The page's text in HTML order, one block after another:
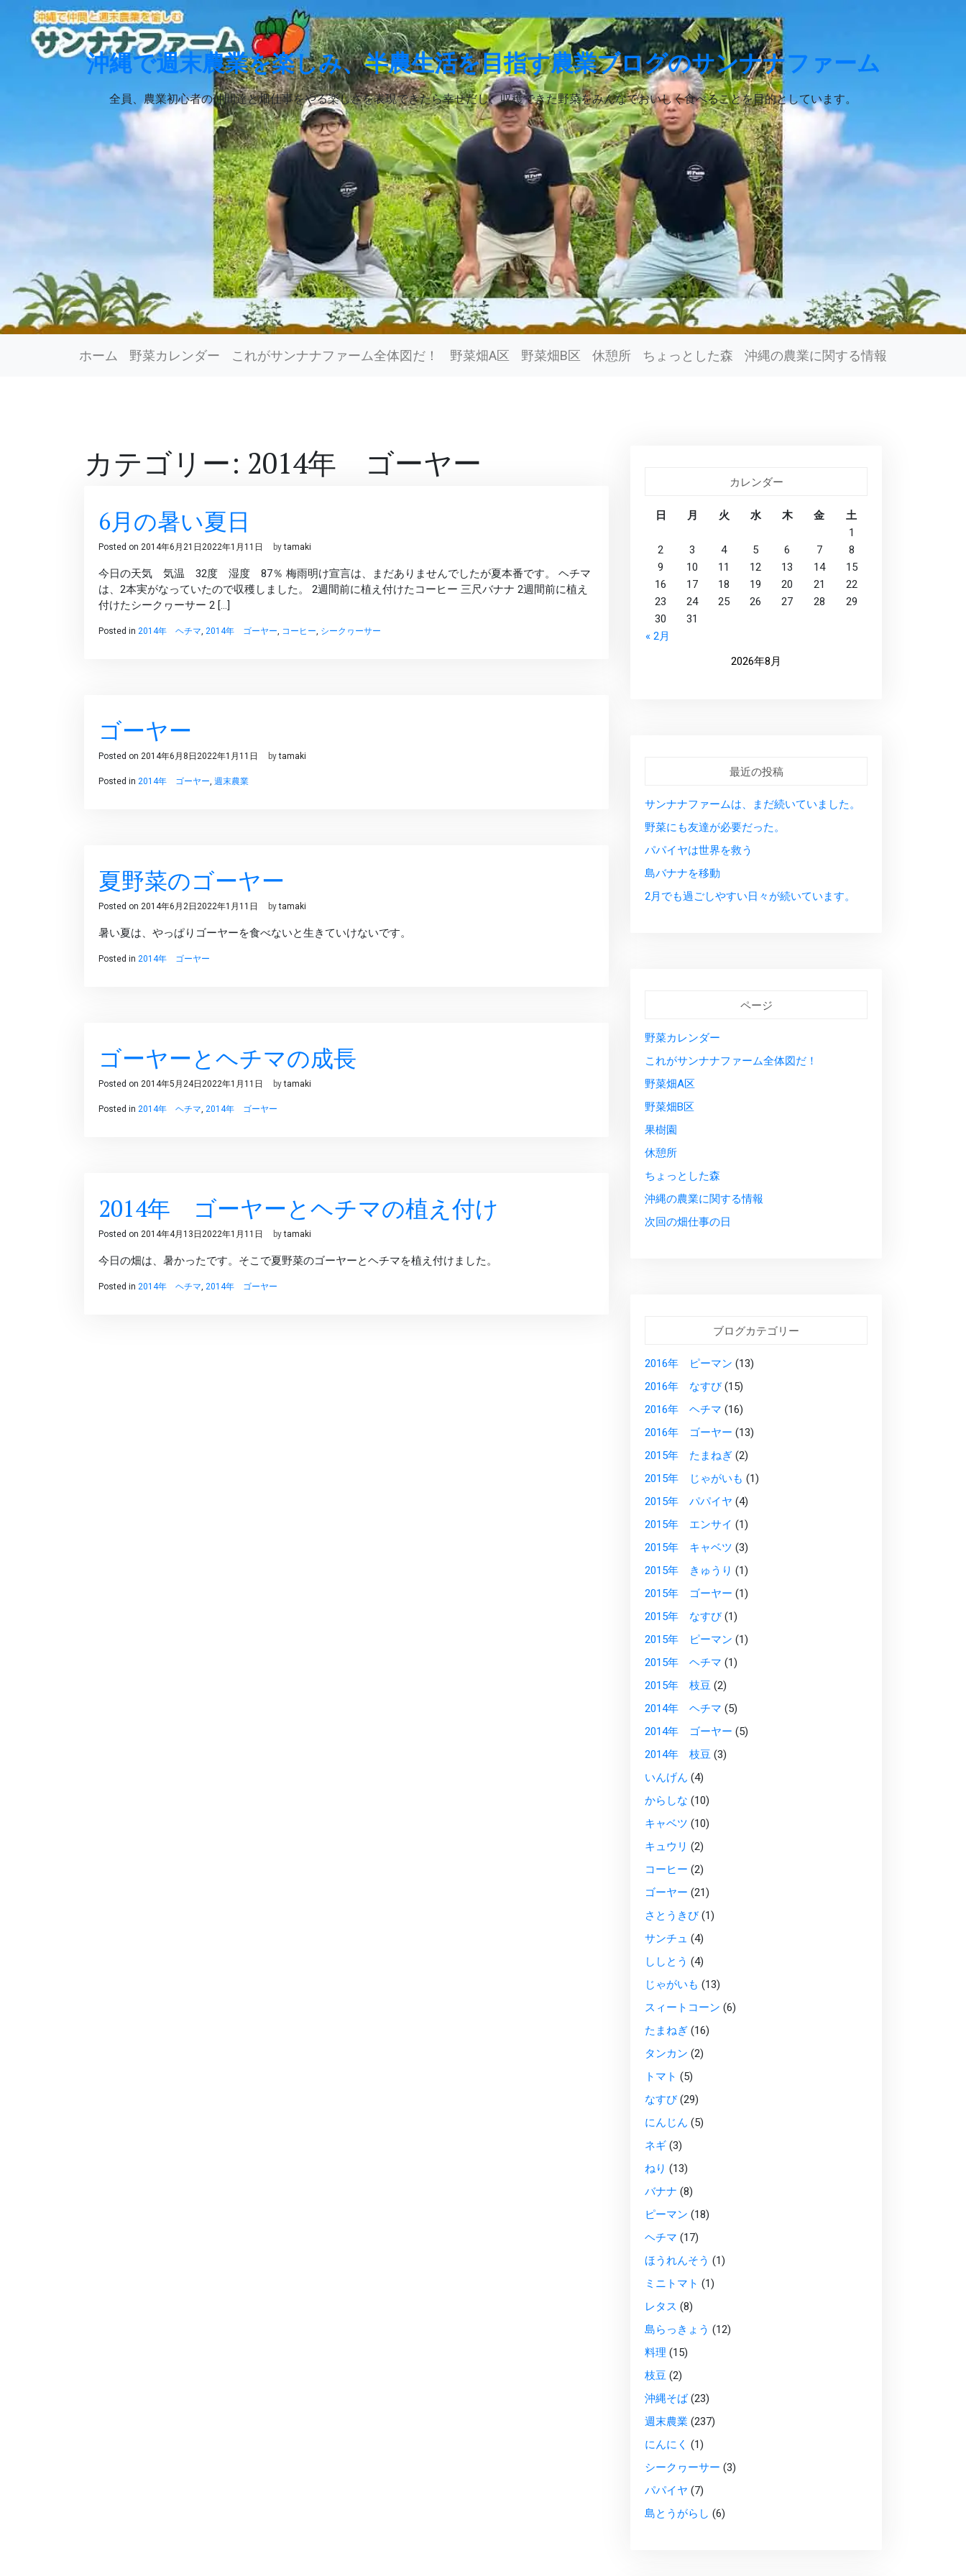
content
沖縄で週末農業を楽しみ、半農生活を目指す農業ブログのサンナナファーム
全員、農業初心者の仲間達と畑仕事をやる楽しさを表現できたら幸せだし、収穫できた野菜をみんなでおいしく食べることを目的としています。
ホーム 野菜カレンダー これがサンナナファーム全体図だ！ 野菜畑A区 野菜畑B区 休憩所 ちょっとした森 沖縄の農業に関する情報
カテゴリー: 2014年 ゴーヤー
6月の暑い夏日
Posted on 2014年6月21日 2022年1月11日 bytamaki
今日の天気 気温 32度 湿度 87％ 梅雨明け宣言は、まだありませんでしたが夏本番です。 ヘチマ
は、2本実がなっていたので収穫しました。 2週間前に植え付けたコーヒー 三尺バナナ 2週間前に植え
付けたシークヮーサー 2 […]
Posted in 2014年 ヘチマ 2014年 ゴーヤー コーヒー シークヮーサー
ゴーヤー
Posted on 2014年6月8日 2022年1月11日 bytamaki
Posted in 2014年 ゴーヤー 週末農業
夏野菜のゴーヤー
Posted on 2014年6月2日 2022年1月11日 bytamaki
暑い夏は、やっぱりゴーヤーを食べないと生きていけないです。
Posted in 2014年 ゴーヤー
ゴーヤーとヘチマの成長
Posted on 2014年5月24日 2022年1月11日 bytamaki
Posted in 2014年 ヘチマ 2014年 ゴーヤー
2014年 ゴーヤーとヘチマの植え付け
Posted on 2014年4月13日 2022年1月11日 bytamaki
今日の畑は、暑かったです。そこで夏野菜のゴーヤーとヘチマを植え付けました。
Posted in 2014年 ヘチマ 2014年 ゴーヤー
カレンダー
2026年8月
日 月 火 水 木 金 土
« 2月
1
2
3 4 5 6 7
8
9
10 11 12 13 14
15
16
17 18 19 20 21
22
23
24 25 26 27 28
29
30
31
最近の投稿
サンナナファームは、まだ続いていました。
野菜にも友達が必要だった。
パパイヤは世界を救う
島バナナを移動
2月でも過ごしやすい日々が続いています。
ページ
野菜カレンダー
これがサンナナファーム全体図だ！
野菜畑A区
野菜畑B区
果樹園
休憩所
ちょっとした森
沖縄の農業に関する情報
次回の畑仕事の日
ブログカテゴリー
2016年 ピーマン (13)
2016年 なすび(15)
2016年 ヘチマ (16)
2016年 ゴーヤー (13)
2015年 たまねぎ (2)
2015年 じゃがいも (1)
2015年 パパイヤ (4)
2015年 エンサイ (1)
2015年 キャベツ (3)
2015年 きゅうり (1)
2015年 ゴーヤー (1)
2015年 なすび(1)
2015年 ピーマン (1)
2015年 ヘチマ (1)
2015年 枝豆 (2)
2014年 ヘチマ (5)
2014年 ゴーヤー (5)
2014年 枝豆 (3)
いんげん (4)
からしな (10)
キャベツ (10)
キュウリ (2)
コーヒー (2)
ゴーヤー (21)
さとうきび(1)
サンチュ (4)
ししとう (4)
じゃがいも (13)
スィートコーン (6)
たまねぎ (16)
タンカン (2)
トマト (5)
なすび(29)
にんじん (5)
ネギ (3)
ねり (13)
バナナ (8)
ピーマン (18)
ヘチマ (17)
ほうれんそう (1)
ミニトマト (1)
レタス (8)
島らっきょう (12)
料理 (15)
枝豆 (2)
沖縄そば(23)
週末農業 (237)
にんにく (1)
シークヮーサー (3)
パパイヤ (7)
島とうがらし (6)